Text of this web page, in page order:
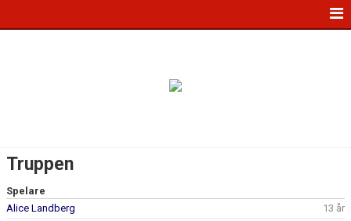
BILDGALLERI
Truppen
Spelare
Alice Landberg
13 år